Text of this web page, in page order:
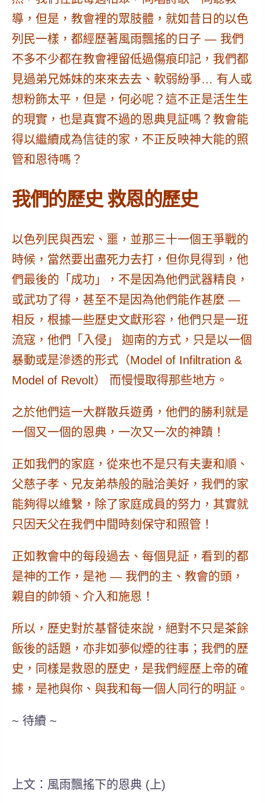
導，但是，教會裡的眾肢體，就如昔日的以色
列民一樣，都經歷著風雨飄搖的日子 — 我們
不多不少都在教會裡留低過傷痕印記，我們都
見過弟兄姊妹的來來去去、軟弱紛爭… 有人或
想粉飾太平，但是，何必呢？這不正是活生生
的現實，也是真實不過的恩典見証嗎？教會能
得以繼續成為信徒的家，不正反映神大能的照
管和恩待嗎？
我們的歷史 救恩的歷史
以色列民與西宏、噩，並那三十一個王爭戰的
時候，當然要出盡死力去打，但你見得到，他
們最後的「成功」，不是因為他們武器精良，
或武功了得，甚至不是因為他們能作甚麼 —
相反，根據一些歷史文獻形容，他們只是一班
流寇，他們「入侵」 迦南的方式，只是以一個
暴動或是滲透的形式（Model of Infiltration &
Model of Revolt） 而慢慢取得那些地方。
之於他們這一大群散兵遊勇， 他們的勝利就是
一個又一個的恩典，一次又一次的神蹟！
正如我們的家庭，從來也不是只有夫妻和順、
父慈子孝、兄友弟恭般的融洽美好， 我們的家
能夠得以維繫，除了家庭成員的努力，其實就
只因天父在我們中間時刻保守和照管！
正如教會中的每段過去、每個見証， 看到的都
是神的工作，是祂 — 我們的主、教會的頭，
親自的帥領、介入和施恩！
所以，歷史對於基督徒來說，絕對不只是茶餘
飯後的話題，亦非如夢似煙的往事；我們的歷
史，同樣是救恩的歷史，是我們經歷上帝的確
據，是衪與你、與我和每一個人同行的明証。
~ 待續 ~
上文：風雨飄搖下的恩典 (上)